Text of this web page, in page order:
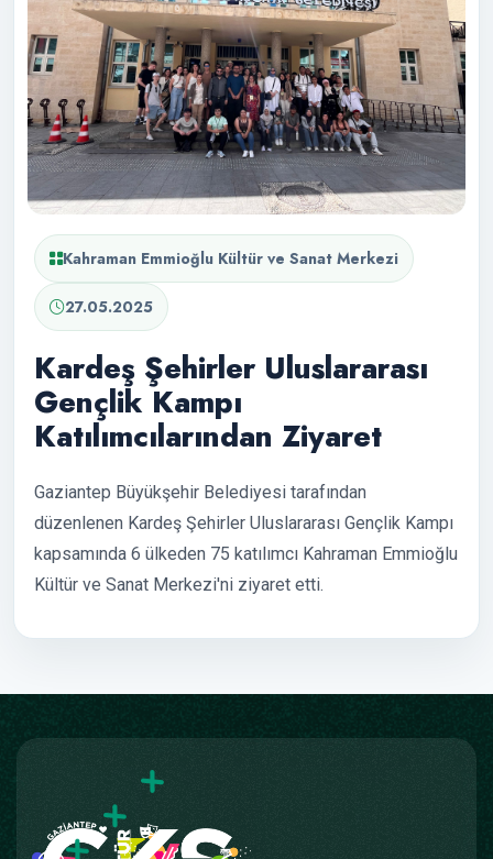
Kahraman Emmioğlu Kültür ve Sanat Merkezi
27.05.2025
Kardeş Şehirler Uluslararası
Gençlik Kampı
Katılımcılarından Ziyaret
Gaziantep Büyükşehir Belediyesi tarafından
düzenlenen Kardeş Şehirler Uluslararası Gençlik Kampı
kapsamında 6 ülkeden 75 katılımcı Kahraman Emmioğlu
Kültür ve Sanat Merkezi'ni ziyaret etti.